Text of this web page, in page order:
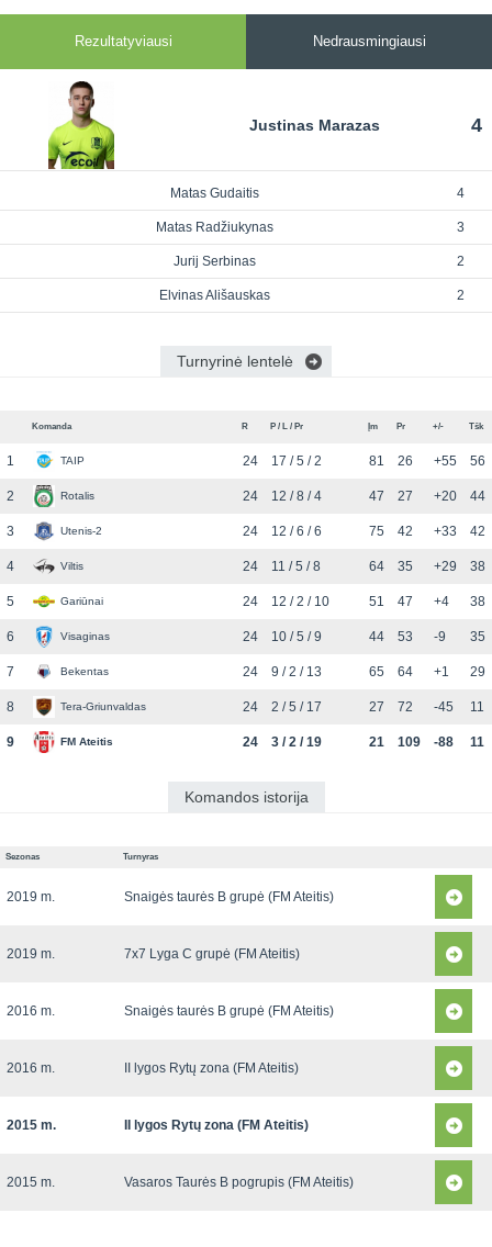
Rezultatyviausi Nedrausmingiausi
Justinas Marazas 4
Matas Gudaitis 4
Matas Radžiukynas 3
Jurij Serbinas 2
Elvinas Ališauskas 2
Turnyrinė lentelė
Komanda R P / L / Pr Įm Pr +/- Tšk
1 TAIP 24 17 / 5 / 2 81 26 +55 56
2 Rotalis 24 12 / 8 / 4 47 27 +20 44
3 Utenis-2 24 12 / 6 / 6 75 42 +33 42
4 Viltis 24 11 / 5 / 8 64 35 +29 38
5 Gariūnai 24 12 / 2 / 10 51 47 +4 38
6 Visaginas 24 10 / 5 / 9 44 53 -9 35
7 Bekentas 24 9 / 2 / 13 65 64 +1 29
8 Tera-Griunvaldas 24 2 / 5 / 17 27 72 -45 11
9 FM Ateitis 24 3 / 2 / 19 21 109 -88 11
Komandos istorija
Sezonas Turnyras
2019 m. Snaigės taurės B grupė (FM Ateitis)
2019 m. 7x7 Lyga C grupė (FM Ateitis)
2016 m. Snaigės taurės B grupė (FM Ateitis)
2016 m. II lygos Rytų zona (FM Ateitis)
2015 m. II lygos Rytų zona (FM Ateitis)
2015 m. Vasaros Taurės B pogrupis (FM Ateitis)